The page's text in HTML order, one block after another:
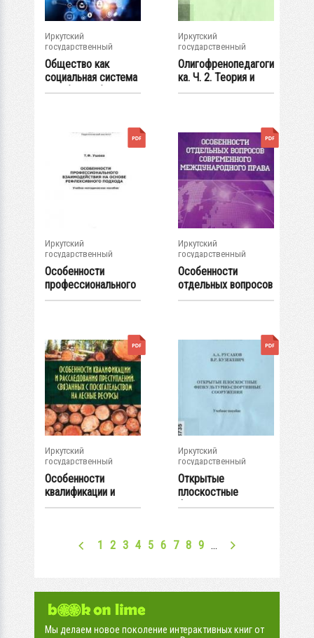
Иркутский
государственный
университет
Общество как
социальная система
: учеб. пособие
Иркутский
государственный
университет
Олигофренопедагоги
ка. Ч. 2. Теория и
методика...
Иркутский
государственный
университет
Особенности
профессионального
взаимодействия на...
Иркутский
государственный
университет
Особенности
отдельных вопросов
современного...
Иркутский
государственный
университет
Особенности
квалификации и
расследования...
Иркутский
государственный
университет
Открытые
плоскостные
физкультурно-
1
2 3 4 5 6 7 8 9 …
Мы делаем новое поколение интерактивных книг от